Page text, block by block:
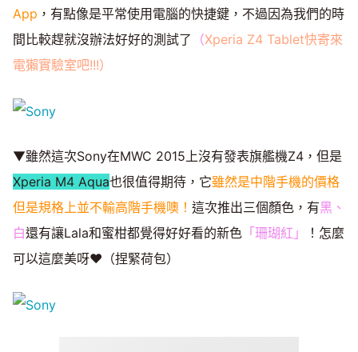
App ，有點像是平常使用電腦的快捷鍵，不過因為我們的時
間比較趕就沒辦法好好的測試了 （Xperia Z4 Tablet快寄來
電獺實驗室吧!!!）
▼雖然這次Sony在MWC 2015上沒有發表旗艦機Z4，但是
Xperia M4 Aqua也很值得期待，它雖然是中階手機的價格
但是規格上並不輸高階手機噢！ 這次推出三個顏色，有黑、
白還有讓Lala和蜜柑都覺得好好看的新色 「珊瑚紅」
！怎麼
可以這麼美呀♥（捏緊荷包）